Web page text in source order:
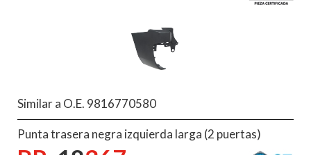
Similar a O.E. 9816770580
Punta trasera negra izquierda larga (2 puertas)